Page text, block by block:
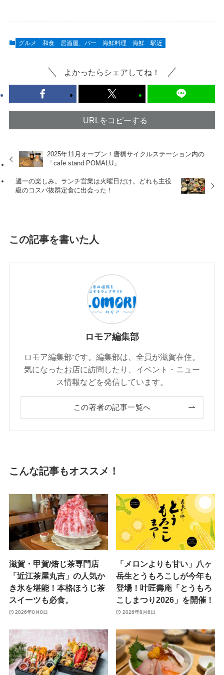
グルメ 和食 居酒屋、バー 海鮮料理 海鮮 駅近
よかったらシェアしてね！
URLをコピーする
2025年11月オープン！唐橋サイクルステーション内の
「cafe stand POMALU」
週一の楽しみ。ランチ営業は火曜日だけ。どれも主役
級のコスパ抜群定食に出会った！
この記事を書いた人
ロモア編集部
ロモア編集部です。編集部は、全員が滋賀在住。
気になったお店に訪問したり、イベント・ニュー
ス情報などを発信しています。
この著者の記事一覧へ
こんな記事もオススメ！
滋賀・甲賀/焙じ茶専門店
「近江茶屋丸吉」の人気か
き氷を堪能！本格ほうじ茶
スイーツも必食。
2026年8月8日
「メロンよりも甘い」八ヶ
岳生とうもろこしが今年も
登場！叶匠壽庵「とうもろ
こしまつり2026」を開催！
2026年8月6日